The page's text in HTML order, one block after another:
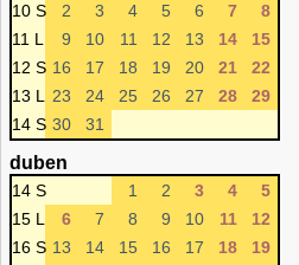
10 S
2 3 4 5 6 7
8
11 L
9 10 11 12 13 14
15
12 S 16 17 18 19 20 21
22
13 L
23 24 25 26 27 28
29
14 S 30 31
duben
14 S 1 2 3 4
5
15 L
6 7 8 9 10 11
12
16 S 13 14 15 16 17 18
19